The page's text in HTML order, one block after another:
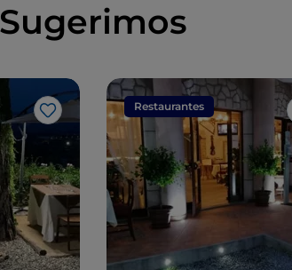
Sugerimos
Me gusta
Restaurantes